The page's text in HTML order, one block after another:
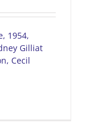
1954,
Gilliat
Cecil